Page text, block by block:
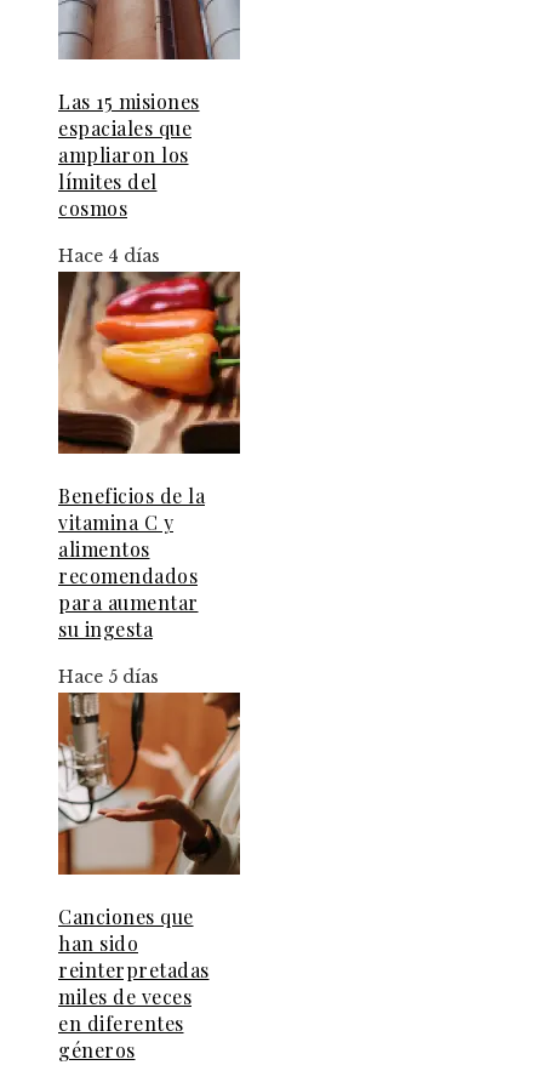
Las 15 misiones
espaciales que
ampliaron los
límites del
cosmos
Hace 4 días
Beneficios de la
vitamina C y
alimentos
recomendados
para aumentar
su ingesta
Hace 5 días
Canciones que
han sido
reinterpretadas
miles de veces
en diferentes
géneros